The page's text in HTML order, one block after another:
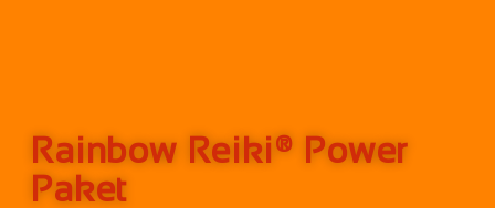
Rainbow Reiki® Power
Paket